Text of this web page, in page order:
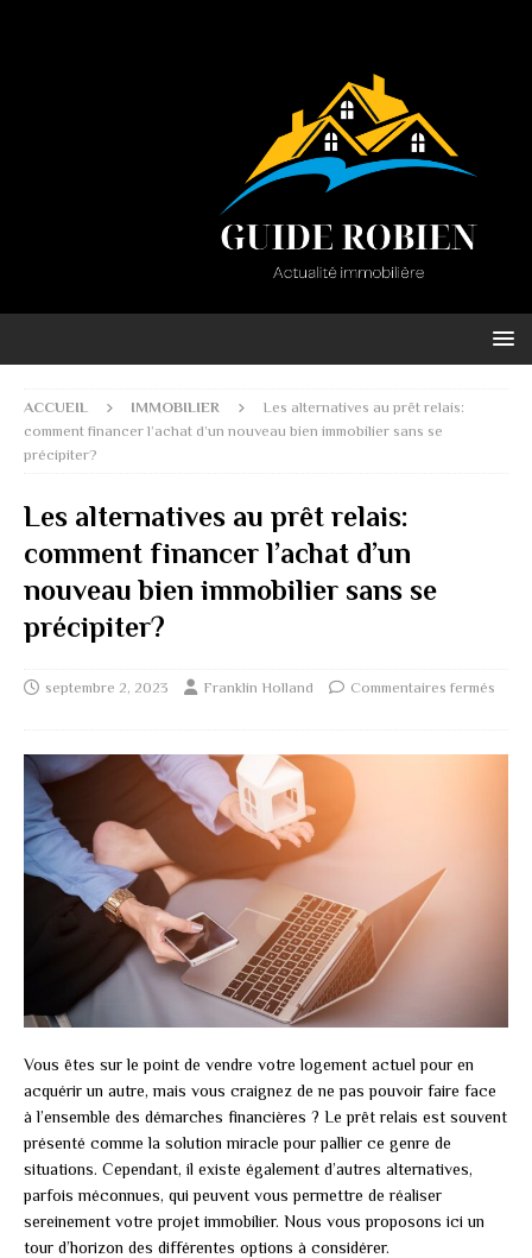
ACCUEIL IMMOBILIER
Les alternatives au prêt relais:
comment financer l’achat d’un nouveau bien immobilier sans se
précipiter?
Les alternatives au prêt relais:
comment financer l’achat d’un
nouveau bien immobilier sans se
précipiter?
septembre 2, 2023 Franklin Holland Commentaires fermés
Vous êtes sur le point de vendre votre logement actuel pour en
acquérir un autre, mais vous craignez de ne pas pouvoir faire face
à l’ensemble des démarches financières ? Le prêt relais est souvent
présenté comme la solution miracle pour pallier ce genre de
situations. Cependant, il existe également d’autres alternatives,
parfois méconnues, qui peuvent vous permettre de réaliser
sereinement votre projet immobilier. Nous vous proposons ici un
tour d’horizon des différentes options à considérer.